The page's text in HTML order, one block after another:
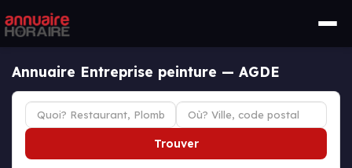
Annuaire Entreprise peinture — AGDE
Trouver